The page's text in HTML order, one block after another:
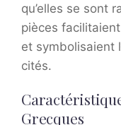
qu’elles se sont
pièces
et symbolisaient
cités.
Grecques